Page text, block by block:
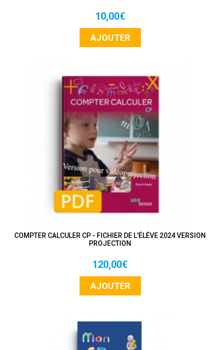
10,00€
AJOUTER
COMPTER CALCULER CP - FICHIER DE L'ÉLÈVE 2024 VERSION
PROJECTION
120,00€
AJOUTER